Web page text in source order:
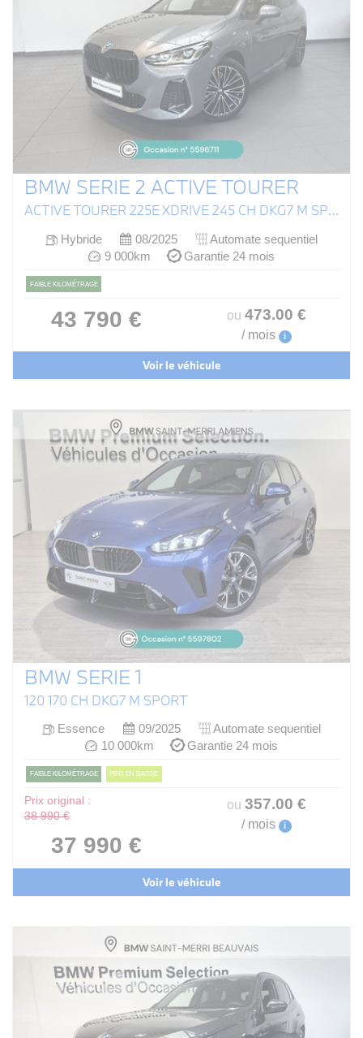
BMW SERIE 2 ACTIVE TOURER
ACTIVE TOURER 225E XDRIVE 245 CH DKG7 M SPORT
Hybride 08/2025
Automate sequentiel
9 000km
Garantie 24 mois
FAIBLE KILOMÉTRAGE
43 790 € ou 473.00 €
/ mois i
Voir le véhicule
BMW SERIE 1
120 170 CH DKG7 M SPORT
Essence 09/2025
Automate sequentiel
10 000km
Garantie 24 mois
FAIBLE KILOMÉTRAGE PRIX EN BAISSE
Prix original :
38 990 €
37 990 €
ou 357.00 €
/ mois i
Voir le véhicule